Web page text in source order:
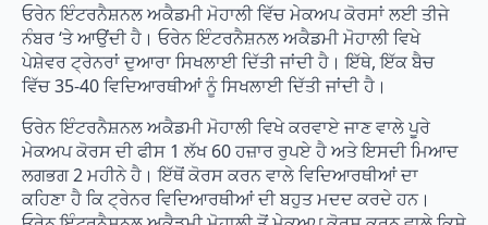
ਓਰੇਨ ਇੰਟਰਨੈਸ਼ਨਲ ਅਕੈਡਮੀ ਮੋਹਾਲੀ ਵਿੱਚ ਮੇਕਅਪ ਕੋਰਸਾਂ ਲਈ ਤੀਜੇ
ਨੰਬਰ ‘ਤੇ ਆਉਂਦੀ ਹੈ। ਓਰੇਨ ਇੰਟਰਨੈਸ਼ਨਲ ਅਕੈਡਮੀ ਮੋਹਾਲੀ ਵਿਖੇ
ਪੇਸ਼ੇਵਰ ਟ੍ਰੇਨਰਾਂ ਦੁਆਰਾ ਸਿਖਲਾਈ ਦਿੱਤੀ ਜਾਂਦੀ ਹੈ। ਇੱਥੇ, ਇੱਕ ਬੈਚ
ਵਿੱਚ 35-40 ਵਿਦਿਆਰਥੀਆਂ ਨੂੰ ਸਿਖਲਾਈ ਦਿੱਤੀ ਜਾਂਦੀ ਹੈ।
ਓਰੇਨ ਇੰਟਰਨੈਸ਼ਨਲ ਅਕੈਡਮੀ ਮੋਹਾਲੀ ਵਿਖੇ ਕਰਵਾਏ ਜਾਣ ਵਾਲੇ ਪੂਰੇ
ਮੇਕਅਪ ਕੋਰਸ ਦੀ ਫੀਸ 1 ਲੱਖ 60 ਹਜ਼ਾਰ ਰੁਪਏ ਹੈ ਅਤੇ ਇਸਦੀ ਮਿਆਦ
ਲਗਭਗ 2 ਮਹੀਨੇ ਹੈ। ਇੱਥੋਂ ਕੋਰਸ ਕਰਨ ਵਾਲੇ ਵਿਦਿਆਰਥੀਆਂ ਦਾ
ਕਹਿਣਾ ਹੈ ਕਿ ਟ੍ਰੇਨਰ ਵਿਦਿਆਰਥੀਆਂ ਦੀ ਬਹੁਤ ਮਦਦ ਕਰਦੇ ਹਨ।